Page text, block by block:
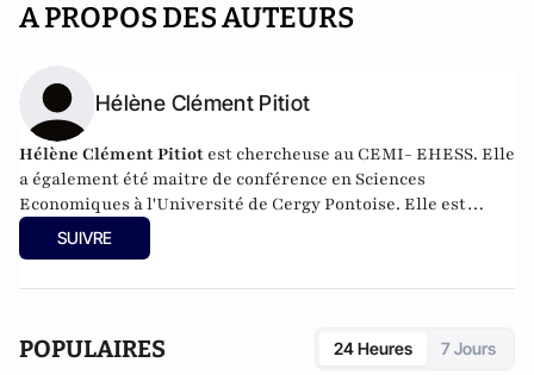
A PROPOS DES AUTEURS
Hélène Clément Pitiot
Hélène Clément Pitiot est chercheuse au CEMI- EHESS. Elle
a également été maitre de conférence en Sciences
Economiques à l'Université de Cergy Pontoise. Elle est
spécialiste des problématiques touchant à la Russie. Elle
anime son propre blog,
SUIVRE
POPULAIRES 24 Heures 7 Jours